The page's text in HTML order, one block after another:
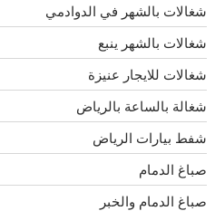
شغالات بالشهر في الدوادمي
شغالات بالشهر ينبع
شغالات للايجار عنيزة
شغالة بالساعة بالرياض
شفط بيارات الرياض
صباغ الدمام
صباغ الدمام والخبر